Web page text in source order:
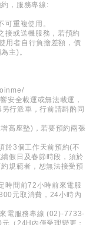
，服務專線:
重複使用。
接或送機服務，若預約
用者自行負擔差額，價
主)。
安全載運或無法載運，
行派車，行前請斟酌同
高座墊)，若要預約兩張
於3個工作天前預約(不
假日及春節時段，須於
規範者，恕無法接受預
時間前72小時前來電服
元取消費，24小時內
電服務專線 (02)-7733-
（24H內僅受理變更：